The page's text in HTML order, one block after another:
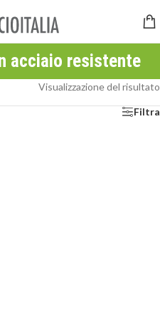
acciaio resistente
Visualizzazione del risultato
Filtra